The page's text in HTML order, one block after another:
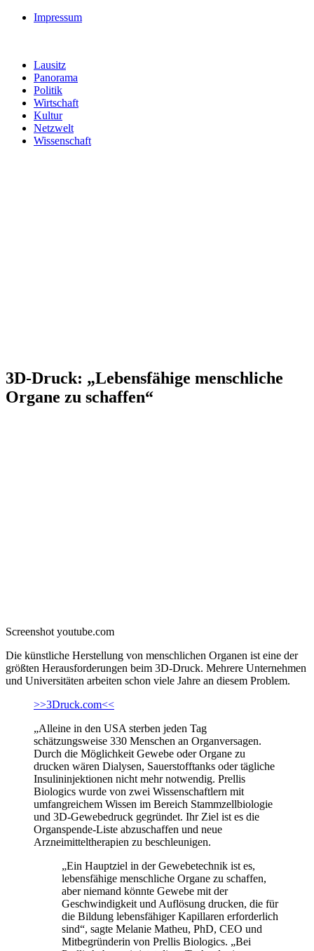
Impressum
Lausitz
Panorama
Politik
Wirtschaft
Kultur
Netzwelt
Wissenschaft
3D-Druck: „Lebensfähige menschliche
Organe zu schaffen“
Screenshot youtube.com
Die künstliche Herstellung von menschlichen Organen ist eine der
größten Herausforderungen beim 3D-Druck. Mehrere Unternehmen
und Universitäten arbeiten schon viele Jahre an diesem Problem.
>>3Druck.com<<
„Alleine in den USA sterben jeden Tag
schätzungsweise 330 Menschen an Organversagen.
Durch die Möglichkeit Gewebe oder Organe zu
drucken wären Dialysen, Sauerstofftanks oder tägliche
Insulininjektionen nicht mehr notwendig. Prellis
Biologics wurde von zwei Wissenschaftlern mit
umfangreichem Wissen im Bereich Stammzellbiologie
und 3D-Gewebedruck gegründet. Ihr Ziel ist es die
Organspende-Liste abzuschaffen und neue
Arzneimitteltherapien zu beschleunigen.
„Ein Hauptziel in der Gewebetechnik ist es,
lebensfähige menschliche Organe zu schaffen,
aber niemand könnte Gewebe mit der
Geschwindigkeit und Auflösung drucken, die für
die Bildung lebensfähiger Kapillaren erforderlich
sind“, sagte Melanie Matheu, PhD, CEO und
Mitbegründerin von Prellis Biologics. „Bei